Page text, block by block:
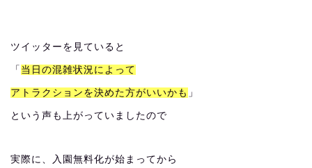
ツイッターを見ていると
「 当日の混雑状況によって
アトラクションを決めた方がいいかも 」
という声も上がっていましたので
実際に、入園無料化が始まってから